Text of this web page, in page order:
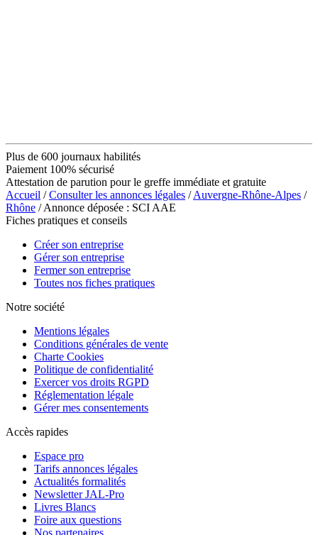
Plus de 600 journaux habilités
Paiement 100% sécurisé
Attestation de parution pour le greffe immédiate et gratuite
Accueil /Consulter les annonces légales /Auvergne-Rhône-Alpes /
Rhône / Annonce déposée : SCI AAE
Fiches pratiques et conseils
Créer son entreprise
Gérer son entreprise
Fermer son entreprise
Toutes nos fiches pratiques
Notre société
Mentions légales
Conditions générales de vente
Charte Cookies
Politique de confidentialité
Exercer vos droits RGPD
Réglementation légale
Gérer mes consentements
Accès rapides
Espace pro
Tarifs annonces légales
Actualités formalités
Newsletter JAL-Pro
Livres Blancs
Foire aux questions
Nos partenaires